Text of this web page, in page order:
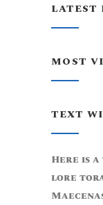
LATEST
MOST
TEXT
Here is
lore